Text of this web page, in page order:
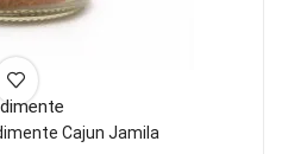
Cajun Jamila